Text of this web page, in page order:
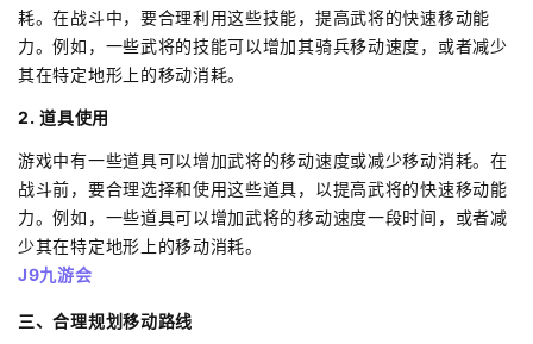
耗。在战斗中，要合理利用这些技能，提高武将的快速移动能
力。例如，一些武将的技能可以增加其骑兵移动速度，或者减少
其在特定地形上的移动消耗。
2. 道具使用
游戏中有一些道具可以增加武将的移动速度或减少移动消耗。在
战斗前，要合理选择和使用这些道具，以提高武将的快速移动能
力。例如，一些道具可以增加武将的移动速度一段时间，或者减
少其在特定地形上的移动消耗。
J9九游会
三、合理规划移动路线